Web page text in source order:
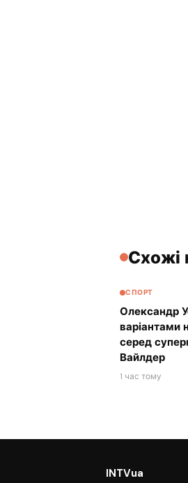
Схожі
СПОРТ
Олександр
варіантами
серед
Вайлдер
1 час тому
INTVua